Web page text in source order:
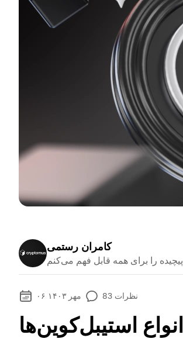
کامران رستمی
۰۶ مهر ۱۴۰۳ 83 نظرات
انواع استیبل‌کوین‌ها